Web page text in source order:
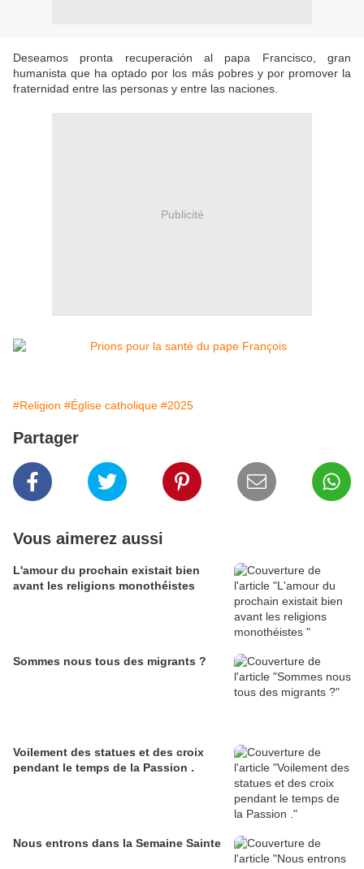
Deseamos pronta recuperación al papa Francisco, gran
humanista que ha optado por los más pobres y por promover la
fraternidad entre las personas y entre las naciones.
Publicité
#Religion #Église catholique #2025
Partager
Vous aimerez aussi
L'amour du prochain existait bien
avant les religions monothéistes
Sommes nous tous des migrants ?
Voilement des statues et des croix
pendant le temps de la Passion .
Nous entrons dans la Semaine Sainte